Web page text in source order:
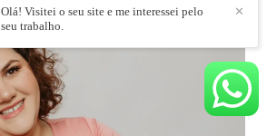
✕
Olá! Visitei o seu site e me interessei pelo
seu trabalho.